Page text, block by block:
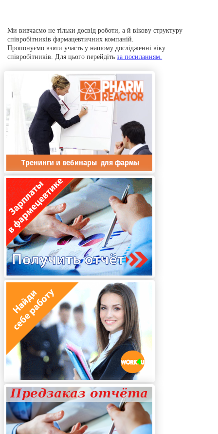
Ми вивчаємо не тільки досвід роботи, а й вікову структуру
співробітників фармацевтичних компаній.
Пропонуємо взяти участь у нашому дослідженні віку
співробітників. Для цього перейдітьза посиланням.